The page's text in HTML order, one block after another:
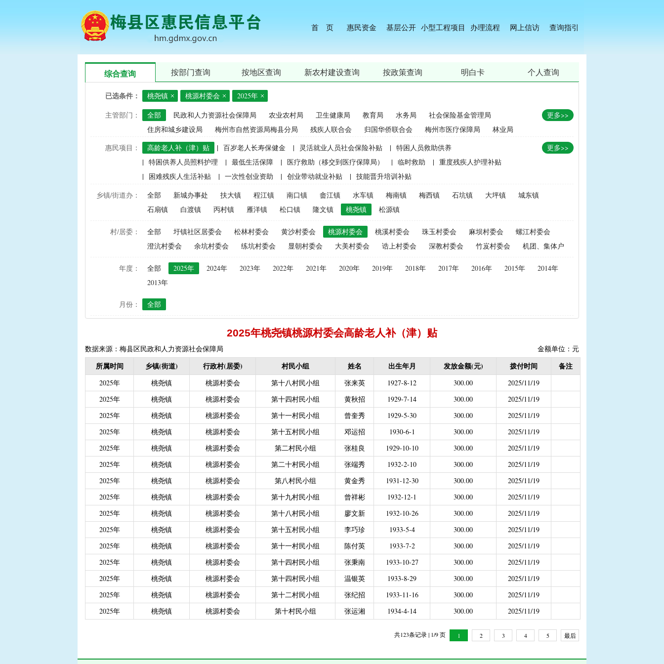
首 页 惠民资金 基层公开 小型工程项目 办理流程 网上信访 查询指引
综合查询 按部门查询 按地区查询 新农村建设查询 按政策查询 明白卡 个人查询
已选条件： 桃尧镇 桃源村委会 2025年
主管部门： 全部 民政和人力资源社会保障局 农业农村局 卫生健康局 教育局 水务局
社会保险基金管理局
住房和城乡建设局
梅州市自然资源局梅县分局 残疾人联合会 归国华侨联合会 梅州市医疗保障局 林业局
更多>>
惠民项目： 高龄老人补（津）贴 | 百岁老人长寿保健金 | 灵活就业人员社会保险补贴 | 特困人员救助供养
| 特困供养人员照料护理 | 最低生活保障 | 医疗救助（移交到医疗保障局） | 临时救助 | 重度残疾人护理补贴
|
困难残疾人生活补贴 | 一次性创业资助 | 创业带动就业补贴 | 技能晋升培训补贴
建档立卡家庭经济困难学生精准资助（2021年秋季学期起不再实施） | 中等职业学校国家助学金 | 畜牧品种改良经费
中央财政水稻、玉米、小麦良种补贴（2015年更改为“耕地地力保护补贴”） | 屠宰环节病害猪无害化处理补助
农资综合直补及种粮直补（2015年更改为“耕地地力保护补贴”） | 优质后备母奶牛饲养补贴 | 政策性能繁母猪保险费补贴
禁渔渔民生产生活补助 | 建档立卡贫困户 | 政策性家禽、生猪养殖保险保费补贴 | 农机购置补贴
耕地地力保护补贴
“两不具备”贫困村庄搬迁（已结束）
省定贫困村创建社会主义新农村示范村建设项目计划表
计划生育手术并发症人员特别扶助
| 计划生育家庭特别扶助（2013年至2020年按季度公开） | 农村计划生育节育奖励（农村纯生二女结扎户奖励）
城镇独生子女父母计划生育奖励 | 农村计划生育节育奖励（农村纯生二女结扎户奖励（2013年至2020年按季度公开））
| 义务教育阶段家庭经济困难学生生活费补助
普通高中建档立卡和非建档立卡免学杂费补助
建档立卡学生免学费补助（2019至2021年，已结束）
| 高中残疾学生免学杂费补助（合并到“普通高中建档立卡和非建档立卡免学杂费补助”） | 中等职业学校学生免学费补助
| 学前教育资助 | 建档立卡学生生活费（2016年至2021年，已结束） | 大中型水库移民后期扶持资金
| 城乡居民保险养老金 | 农村危房改造 | 基本农田保护经济补偿 | 残疾人自主创业就业
重度残疾人护理补贴（2013年至2016年，已移至民政局）
重度残疾人医疗保险
南粤扶残助学工程（高等教育阶段残疾学生补贴） | 低保残疾人生活津贴（2013年至2016年，已移至民政局）
重度残疾人、精神和智力残疾人缴纳城乡居民基本养老保险费
广东省贫困归侨扶贫救助专项补助
城乡居民医保大病保险 | 城乡居民医保零星报销 | 困难群众医疗救助
城乡居民医保大病保险（2021年4月之前社保局公开的数据）
城乡居民医保零星报销（2021年4月之前社保局公开的数据）
| 省级生态公益林效益补偿专项资金
更多>>
乡镇/街道办： 全部 新城办事处 扶大镇 程江镇 南口镇 畲江镇 水车镇 梅南镇 梅西镇 石坑镇 大坪镇
城东镇
石扇镇
白渡镇 丙村镇 雁洋镇 松口镇 隆文镇 桃尧镇 松源镇
村/居委： 全部 圩镇社区居委会 松林村委会 黄沙村委会 桃源村委会 桃溪村委会 珠玉村委会 麻坝村委会
螺江村委会
澄沆村委会
余坑村委会 练坑村委会 显朝村委会 大美村委会 诰上村委会 深教村委会 竹岌村委会 机团、集体户
年度： 全部 2025年 2024年 2023年 2022年 2021年 2020年 2019年 2018年 2017年 2016年 2015年
2014年
2013年
月份： 全部
2025年桃尧镇桃源村委会高龄老人补（津）贴
数据来源：梅县区民政和人力资源社会保障局 金额单位：元
所属时间 乡镇(街道) 行政村(居委) 村民小组 姓名 出生年月 发放金额(元) 拨付时间 备注
2025年 桃尧镇 桃源村委会 第十八村民小组 张来英 1927-8-12 300.00
2025/11/19
2025年
桃尧镇 桃源村委会 第十四村民小组 黄秋招 1929-7-14 300.00
2025/11/19
2025年
桃尧镇 桃源村委会 第十一村民小组 曾奎秀 1929-5-30 300.00
2025/11/19
2025年
桃尧镇 桃源村委会 第十五村民小组 邓运招 1930-6-1 300.00
2025/11/19
2025年
桃尧镇 桃源村委会 第二村民小组 张桂良 1929-10-10 300.00
2025/11/19
2025年
桃尧镇 桃源村委会 第二十村民小组 张端秀 1932-2-10 300.00
2025/11/19
2025年
桃尧镇 桃源村委会 第八村民小组 黄金秀 1931-12-30 300.00
2025/11/19
2025年
桃尧镇 桃源村委会 第十九村民小组 曾祥彬 1932-12-1 300.00
2025/11/19
2025年
桃尧镇 桃源村委会 第十八村民小组 廖文新 1932-10-26 300.00
2025/11/19
2025年
桃尧镇 桃源村委会 第十五村民小组 李巧珍 1933-5-4 300.00
2025/11/19
2025年
桃尧镇 桃源村委会 第十一村民小组 陈付英 1933-7-2 300.00
2025/11/19
2025年
桃尧镇 桃源村委会 第十四村民小组 张秉南 1933-10-27 300.00
2025/11/19
2025年
桃尧镇 桃源村委会 第十四村民小组 温银英 1933-8-29 300.00
2025/11/19
2025年
桃尧镇 桃源村委会 第十二村民小组 张纪招 1933-11-16 300.00
2025/11/19
2025年
桃尧镇 桃源村委会 第十村民小组 张运湘 1934-4-14 300.00 2025/11/19
共123条记录 | 1/9 页 1 2 3 4 5
最后